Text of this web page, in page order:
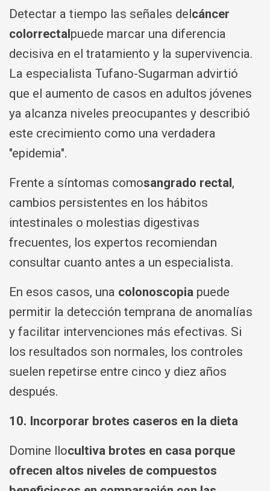
Detectar a tiempo las señales delcáncer
colorrectalpuede marcar una diferencia
decisiva en el tratamiento y la supervivencia.
La especialista Tufano-Sugarman advirtió
que el aumento de casos en adultos jóvenes
ya alcanza niveles preocupantes y describió
este crecimiento como una verdadera
"epidemia".
Frente a síntomas comosangrado rectal,
cambios persistentes en los hábitos
intestinales o molestias digestivas
frecuentes, los expertos recomiendan
consultar cuanto antes a un especialista.
En esos casos, una colonoscopia puede
permitir la detección temprana de anomalías
y facilitar intervenciones más efectivas. Si
los resultados son normales, los controles
suelen repetirse entre cinco y diez años
después.
10. Incorporar brotes caseros en la dieta
Domine llocultiva brotes en casa porque
ofrecen altos niveles de compuestos